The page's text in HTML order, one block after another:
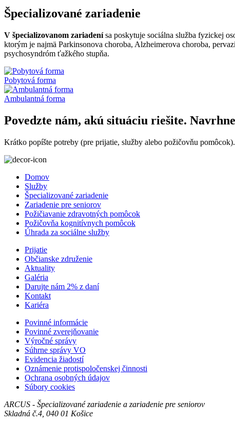
Špecializované zariadenie
V špecializovanom zariadenísa poskytuje sociálna služba fyzickej
ktorým je najmä Parkinsonova choroba, Alzheimerova choroba,
psychosyndróm ťažkého stupňa.
Pobytová forma
Ambulantná forma
Povedzte nám, akú situáciu riešite.
Krátko popíšte potreby (pre prijatie, služby alebo požičovňu
Domov
Služby
Špecializované zariadenie
Zariadenie pre seniorov
Požičiavanie zdravotných pomôcok
Požičovňa kognitívnych pomôcok
Úhrada za sociálne služby
Prijatie
Občianske združenie
Aktuality
Galéria
Darujte nám 2% z daní
Kontakt
Kariéra
Povinné informácie
Povinné zverejňovanie
Výročné správy
Súhrne správy VO
Evidencia žiadostí
Oznámenie protispoločenskej činnosti
Ochrana osobných údajov
Súbory cookies
ARCUS - Špecializované zariadenie a zariadenie pre seniorov
Skladná č.4, 040 01 Košice